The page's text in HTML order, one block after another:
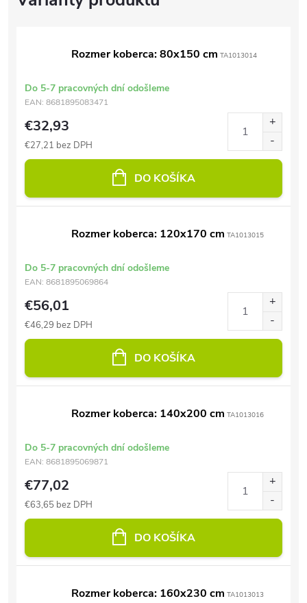
Rozmer koberca: 80x150 cm TA1013014
Do 5-7 pracovných dní odošleme
EAN: 8681895083471
€32,93
€27,21 bez DPH
DO KOŠÍKA
Rozmer koberca: 120x170 cm TA1013015
Do 5-7 pracovných dní odošleme
EAN: 8681895069864
€56,01
€46,29 bez DPH
DO KOŠÍKA
Rozmer koberca: 140x200 cm TA1013016
Do 5-7 pracovných dní odošleme
EAN: 8681895069871
€77,02
€63,65 bez DPH
DO KOŠÍKA
Rozmer koberca: 160x230 cm TA1013013